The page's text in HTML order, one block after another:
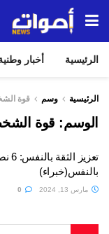
الرئيسية أخبار
الرئيسية وسم قوة
الوسم: قوة
بالنفس(خبراء)
مارس 13, 2024